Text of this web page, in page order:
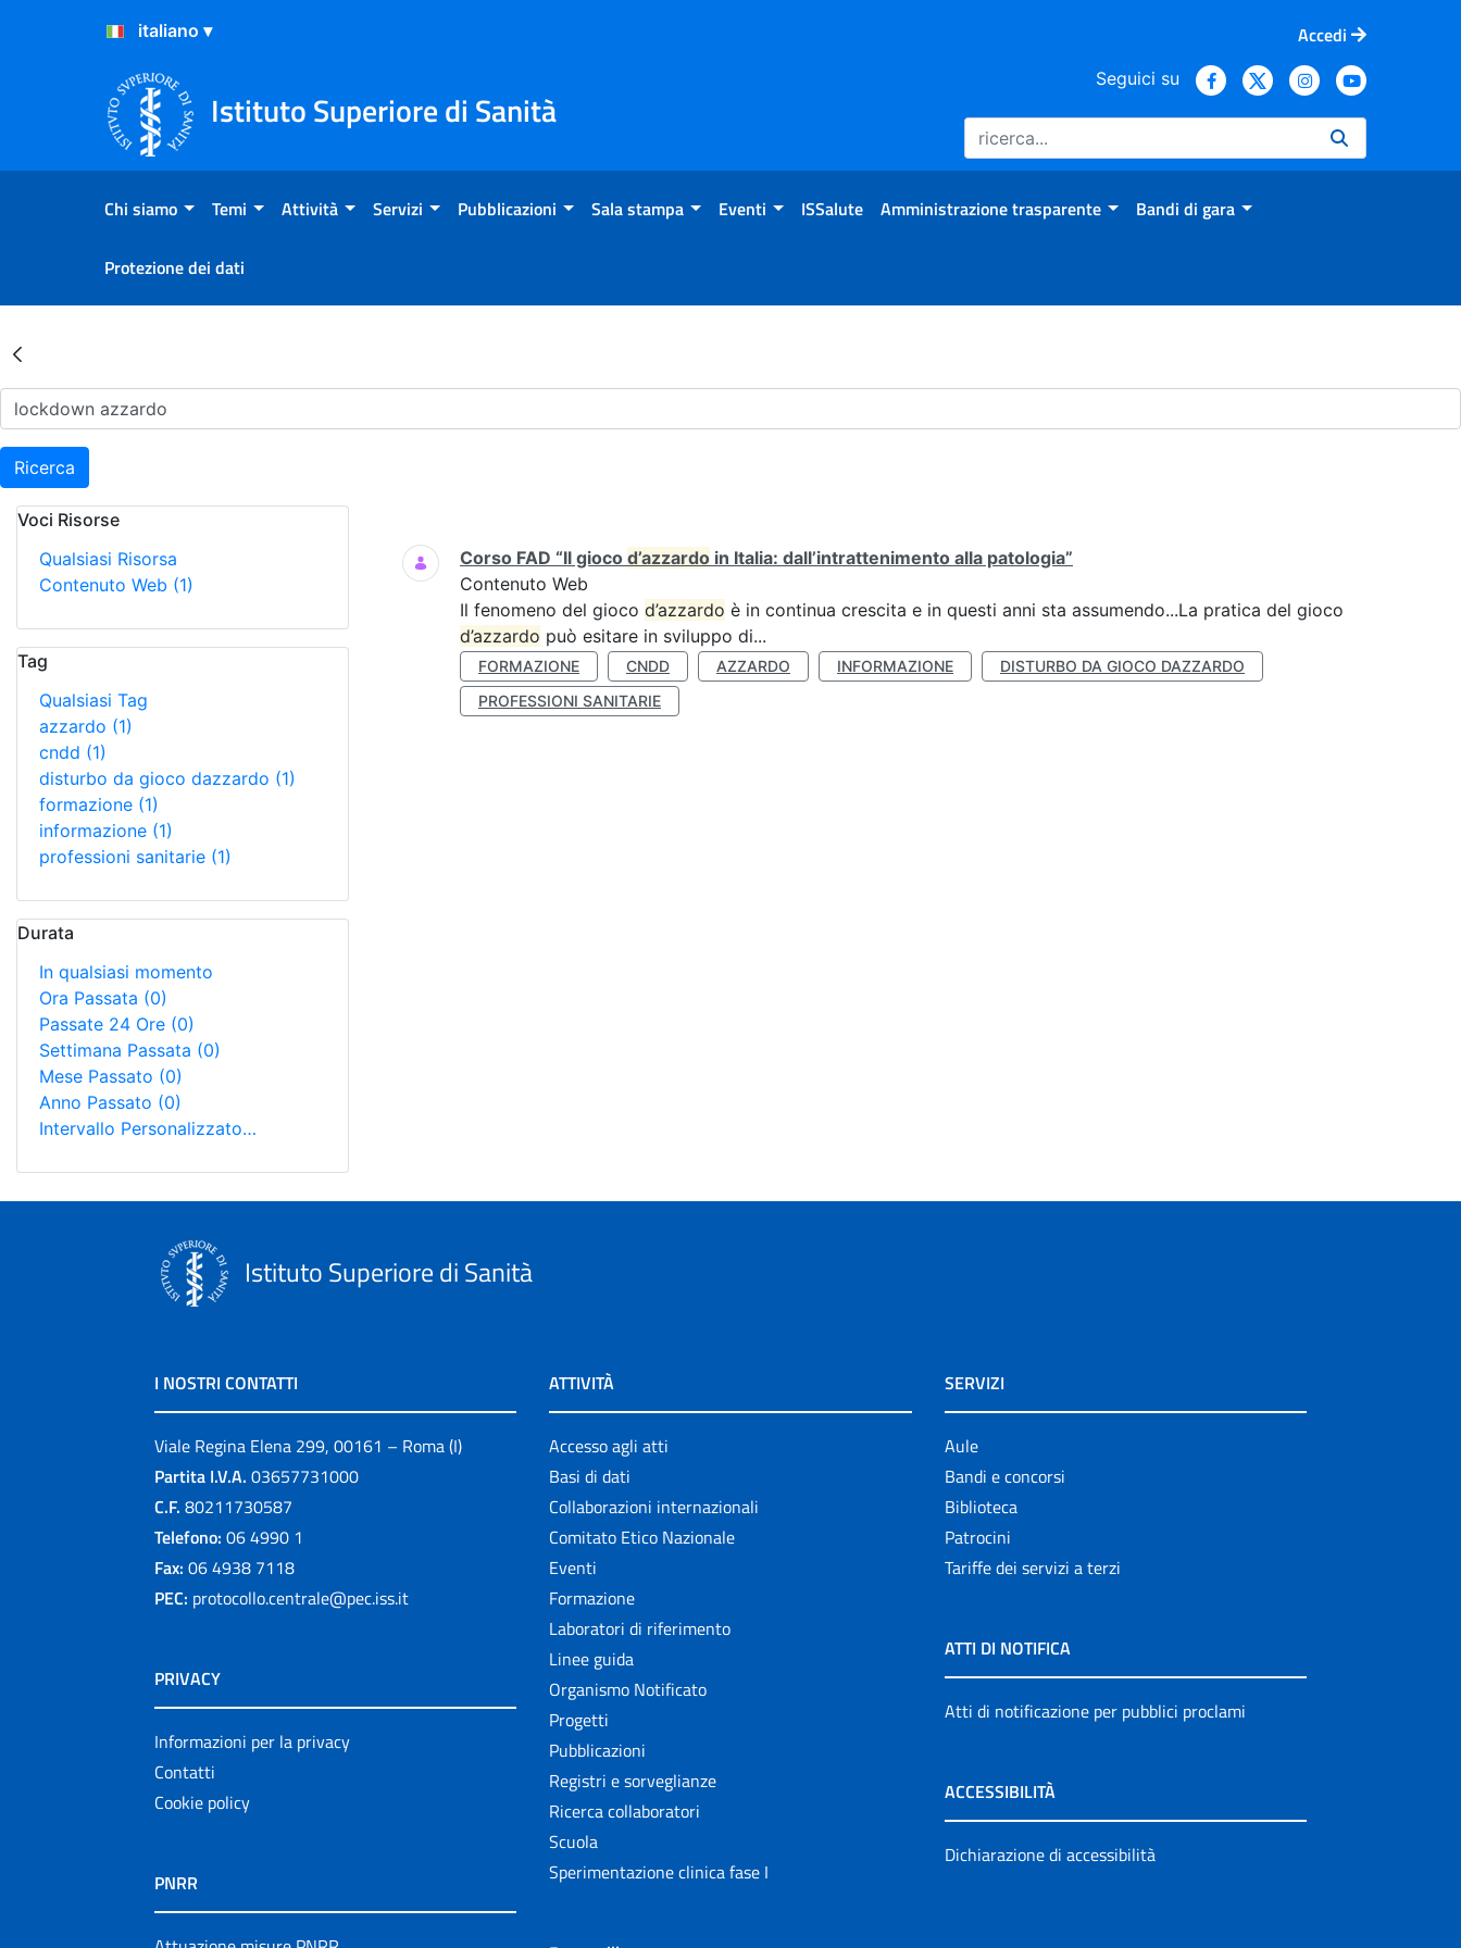
Salta al Contenuto
Salta al Footer
Accedi
Istituto Superiore di Sanità
Seguici su
Chi siamo Temi Attività Servizi Pubblicazioni Sala stampa Eventi ISSalute Amministrazione trasparente Bandi di gara
Protezione dei dati
Risultati della Ricerca - Archivio
Ricerca
Voci Risorse
Qualsiasi Risorsa
Contenuto Web (1)
Tag
Qualsiasi Tag
azzardo (1)
cndd (1)
disturbo da gioco dazzardo (1)
formazione (1)
informazione (1)
professioni sanitarie (1)
Durata
In qualsiasi momento
Ora Passata (0)
Passate 24 Ore (0)
Settimana Passata (0)
Mese Passato (0)
Anno Passato (0)
Intervallo Personalizzato…
Ricerca
Corso FAD “Il gioco d’azzardo in Italia: dall’intrattenimento alla patologia”
Contenuto Web
Il fenomeno del gioco d’azzardo è in continua crescita e in questi anni sta assumendo...La pratica del gioco
d’azzardo può esitare in sviluppo di...
FORMAZIONE CNDD AZZARDO INFORMAZIONE
DISTURBO DA GIOCO DAZZARDO
PROFESSIONI SANITARIE
Istituto Superiore di Sanità
I NOSTRI CONTATTI
Viale Regina Elena 299, 00161 – Roma (I)
Partita I.V.A. 03657731000
C.F. 80211730587
Telefono: 06 4990 1
Fax: 06 4938 7118
PEC: protocollo.centrale@pec.iss.it
PRIVACY
Informazioni per la privacy
Contatti
Cookie policy
PNRR
ATTIVITÀ
Accesso agli atti
Basi di dati
Collaborazioni internazionali
Comitato Etico Nazionale
Eventi
Formazione
Laboratori di riferimento
Linee guida
Organismo Notificato
Progetti
Pubblicazioni
Registri e sorveglianze
Ricerca collaboratori
Scuola
Sperimentazione clinica fase I
SERVIZI
Aule
Bandi e concorsi
Biblioteca
Patrocini
Tariffe dei servizi a terzi
ATTI DI NOTIFICA
Atti di notificazione per pubblici proclami
ACCESSIBILITÀ
Dichiarazione di accessibilità